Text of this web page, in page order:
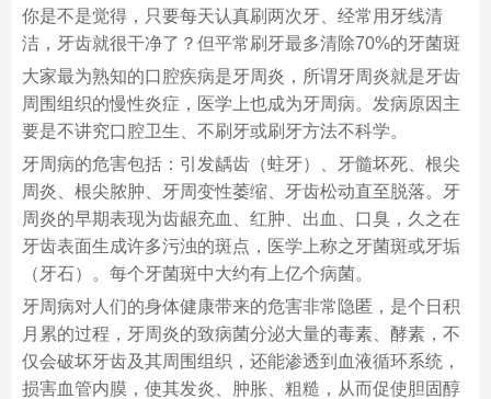
你是不是觉得，只要每天认真刷两次牙、经常用牙线清
洁，牙齿就很干净了？但平常刷牙最多清除70%的牙菌斑
大家最为熟知的口腔疾病是牙周炎，所谓牙周炎就是牙齿
周围组织的慢性炎症，医学上也成为牙周病。发病原因主
要是不讲究口腔卫生、不刷牙或刷牙方法不科学。
牙周病的危害包括：引发龋齿（蛀牙）、牙髓坏死、根尖
周炎、根尖脓肿、牙周变性萎缩、牙齿松动直至脱落。牙
周炎的早期表现为齿龈充血、红肿、出血、口臭，久之在
牙齿表面生成许多污浊的斑点，医学上称之牙菌斑或牙垢
（牙石）。每个牙菌斑中大约有上亿个病菌。
牙周病对人们的身体健康带来的危害非常隐匿，是个日积
月累的过程，牙周炎的致病菌分泌大量的毒素、酵素，不
仅会破坏牙齿及其周围组织，还能渗透到血液循环系统，
损害血管内膜，使其发炎、肿胀、粗糙，从而促使胆固醇